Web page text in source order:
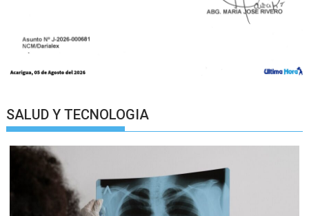
SALUD Y TECNOLOGIA